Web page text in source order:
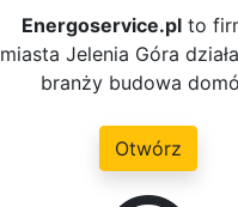
Energoservice.plto
miasta Jelenia Góra
branży budowa
Otwórz